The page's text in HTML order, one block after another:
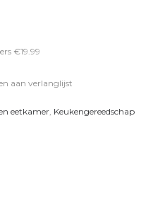
€19.99
aan verlanglijst
eetkamer, Keukengereedschap